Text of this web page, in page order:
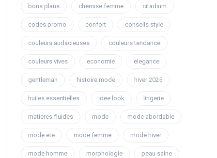
bons plans chemise femme citadium
codes promo confort conseils style
couleurs audacieuses couleurs tendance
couleurs vives economie elegance
gentleman histoire mode hiver 2025
huiles essentielles idee look lingerie
matieres fluides mode mode abordable
mode ete mode femme mode hiver
mode homme morphologie peau saine